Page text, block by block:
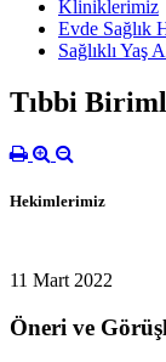
Kliniklerimiz
Evde Sağlık
Sağlıklı Yaş
Tıbbi
Hekimlerimiz
11 Mart 2022
Öneri ve